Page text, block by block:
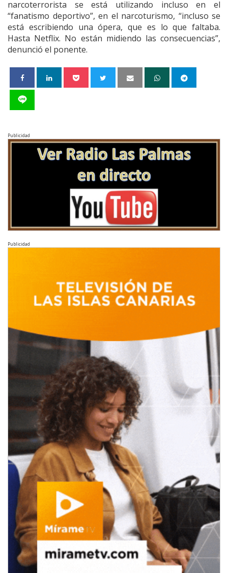
narcoterrorista se está utilizando incluso en el
“fanatismo deportivo”, en el narcoturismo, “incluso se
está escribiendo una ópera, que es lo que faltaba.
Hasta Netflix. No están midiendo las consecuencias”,
denunció el ponente.
Publicidad
Publicidad